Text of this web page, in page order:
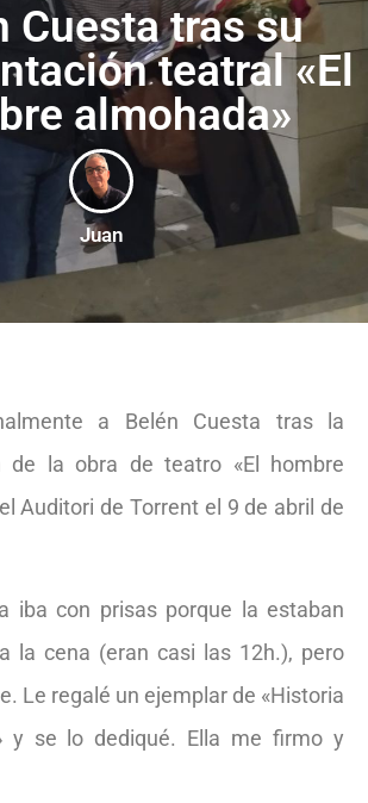
Cuesta tras su
teatral «El
almohada»
Juan
a Belén Cuesta tras la
de la obra de teatro «El hombre
Auditori de Torrent el 9 de abril de
iba con prisas porque la estaban
la cena (eran casi las 12h.), pero
Le regalé un ejemplar de «Historia
y se lo dediqué. Ella me firmo y